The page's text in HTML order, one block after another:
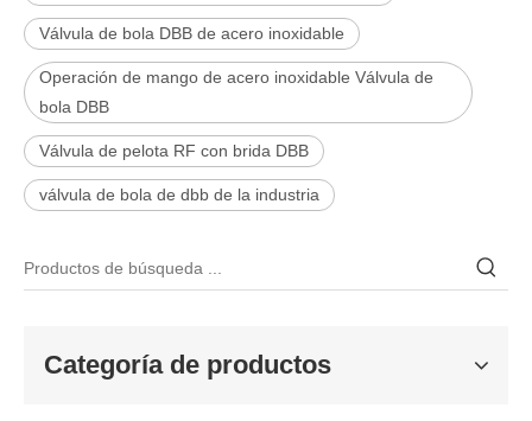
Válvula de bola DBB de acero inoxidable
Operación de mango de acero inoxidable Válvula de
bola DBB
Válvula de pelota RF con brida DBB
válvula de bola de dbb de la industria
Categoría de productos
2026-06-25
Válvula de compuerta de bronce, níquel y aluminio C95800: diseño técnico, rendimiento y aplicaciones industriales